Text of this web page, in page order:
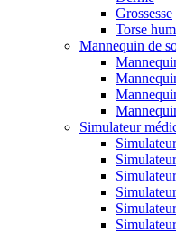
Grossesse
Torse
Mannequin de
Simulateur